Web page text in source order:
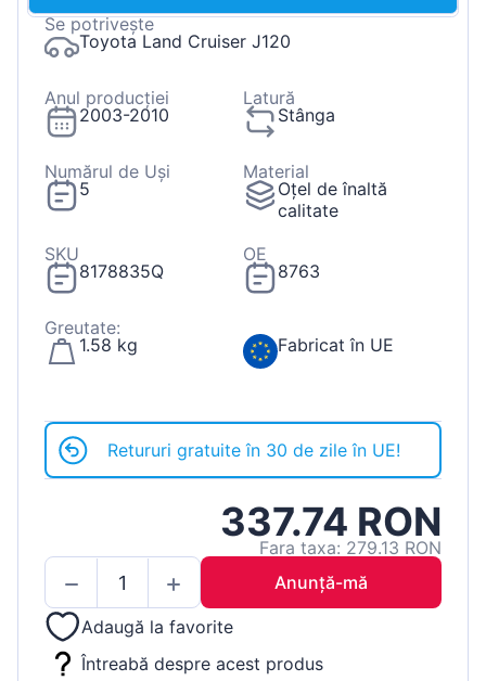
Se potrivește
Toyota Land Cruiser J120
Anul producției
2003-2010
Latură
Stânga
Numărul de Uși
5
Material
Oțel de înaltă
calitate
SKU
8178835Q
OE
8763
Greutate:
1.58 kg
Fabricat în UE
Retururi gratuite în 30 de zile în UE!
337.74 RON
Fara taxa: 279.13 RON
Anunță-mă
Adaugă la favorite
Întreabă despre acest produs